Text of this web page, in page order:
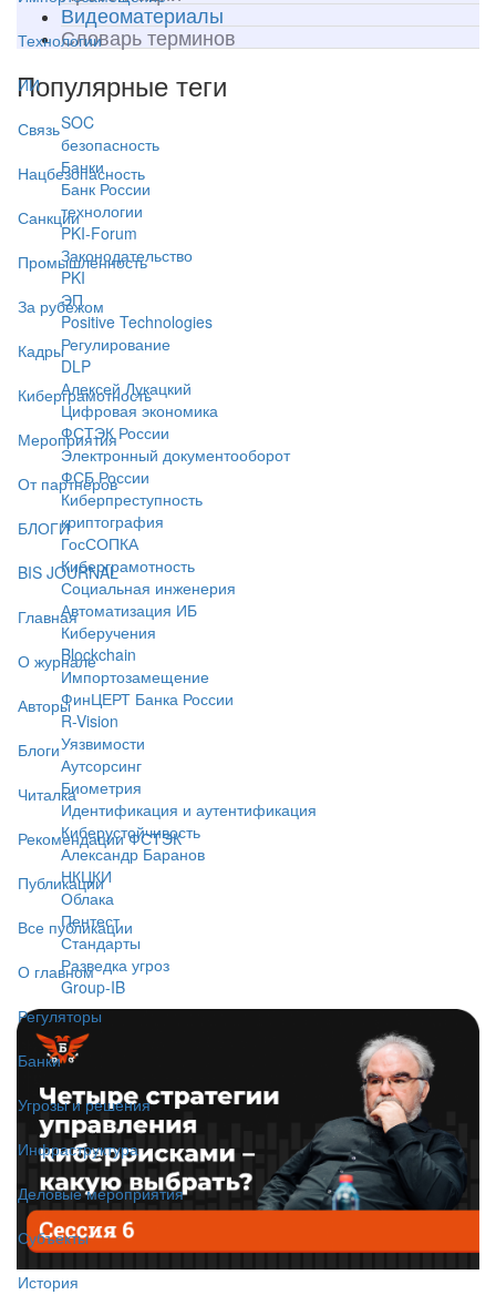
Технологии
ИИ
Связь
Нацбезопасность
Санкции
Промышленность
За рубежом
Кадры
Киберграмотность
Мероприятия
От партнёров
БЛОГИ
BIS JOURNAL
Главная
О журнале
Авторы
Блоги
Читалка
Рекомендации ФСТЭК
Публикации
Все публикации
О главном
Регуляторы
Банки
Угрозы и решения
Инфраструктура
Деловые мероприятия
Субъекты
История
Видеоматериалы
Словарь терминов
Популярные теги
SOC
безопасность
Банки
Банк России
технологии
PKI-Forum
Законодательство
PKI
ЭП
Positive Technologies
Регулирование
DLP
Алексей Лукацкий
Цифровая экономика
ФСТЭК России
Электронный документооборот
ФСБ России
Киберпреступность
криптография
ГосСОПКА
Киберграмотность
Социальная инженерия
Автоматизация ИБ
Киберучения
Blockchain
Импортозамещение
ФинЦЕРТ Банка России
R-Vision
Уязвимости
Аутсорсинг
Биометрия
Идентификация и аутентификация
Киберустойчивость
Александр Баранов
НКЦКИ
Облака
Пентест
Стандарты
Разведка угроз
Group-IB